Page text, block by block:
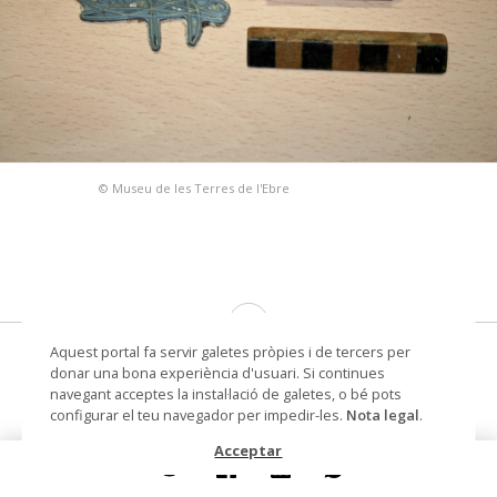
© Museu de les Terres de l'Ebre
segell Ajuntament d'Amposta signatura
desconeguda
segell municipal
Aquest portal fa servir galetes pròpies i de tercers per
donar una bona experiència d'usuari. Si continues
navegant acceptes la instal·lació de galetes, o bé pots
configurar el teu navegador per impedir-les. Nota legal.
Acceptar